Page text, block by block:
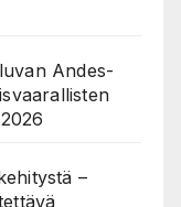
Andes-
–